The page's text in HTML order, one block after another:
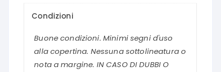
Condizioni
Buone condizioni. Minimi segni d'uso
alla copertina. Nessuna sottolineatura o
nota a margine. IN CASO DI DUBBI O